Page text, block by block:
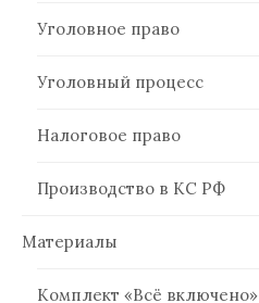
Уголовное право
Уголовный процесс
Налоговое право
Производство в КС РФ
Материалы
Комплект «Всё включено»